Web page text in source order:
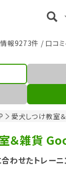
情報9273件 / 口コ
愛犬しつけ教室
＆雑貨
わせたトレー